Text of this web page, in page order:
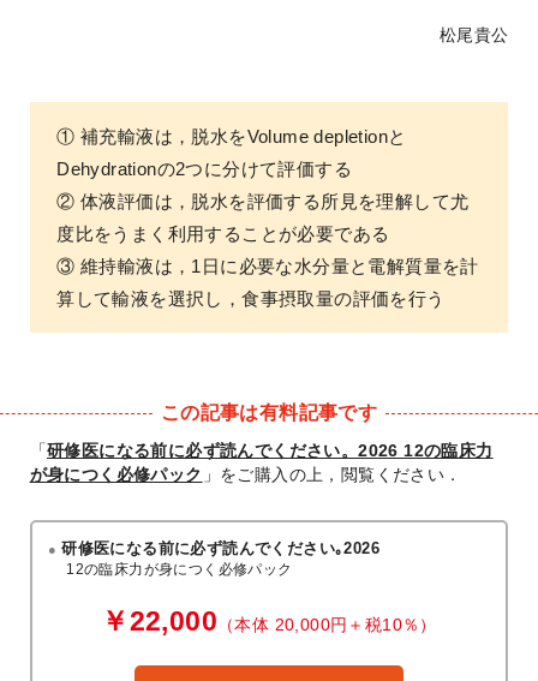
松尾貴公
① 補充輸液は，脱水をVolume depletionと
Dehydrationの2つに分けて評価する
② 体液評価は，脱水を評価する所見を理解して尤
度比をうまく利用することが必要である
③ 維持輸液は，1日に必要な水分量と電解質量を計
算して輸液を選択し，食事摂取量の評価を行う
この記事は有料記事です
「研修医になる前に必ず読んでください。2026 12の臨床力
が身につく必修パック 」をご購入の上，閲覧ください．
研修医になる前に必ず読んでください｡2026
12の臨床力が身につく必修パック
￥22,000 （本体 20,000円＋税10％）